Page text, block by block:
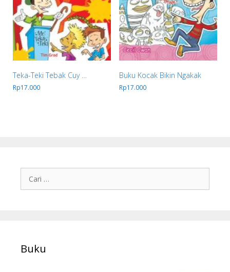
Teka-Teki Tebak Cuy …
Rp17.000
Buku Kocak Bikin Ngakak
Rp17.000
Buku